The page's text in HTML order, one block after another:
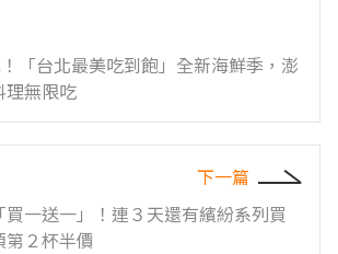
「台北最美吃到飽」全新海鮮季，澎
理無限吃
下一篇
一送一」！連３天還有繽紛系列買
第２杯半價